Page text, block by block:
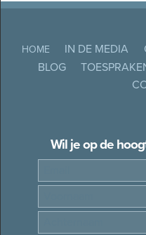
HOME IN DE MEDIA
BLOG
Wil je op de